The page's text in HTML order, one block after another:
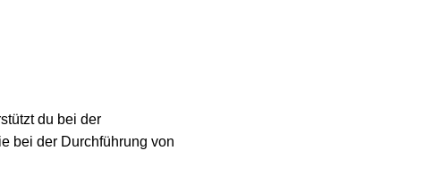
du bei der
bei der Durchführung von